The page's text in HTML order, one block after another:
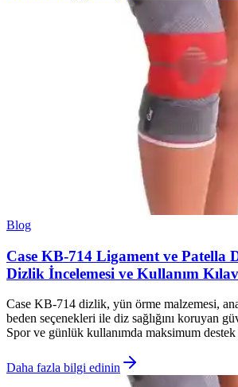
Blog
Case KB-714 Ligament ve Patella
Dizlik İncelemesi ve Kullanım
Case KB-714 dizlik, yün örme malzemesi,
beden seçenekleri ile diz sağlığını koruyan
Spor ve günlük kullanımda maksimum destek
Daha fazla bilgi edinin